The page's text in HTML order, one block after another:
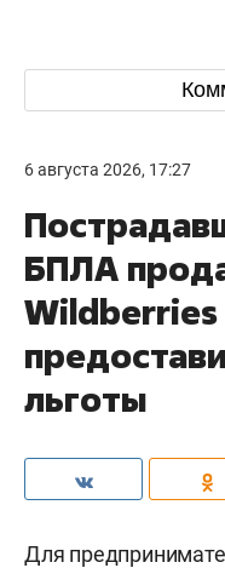
6 августа 2026, 17:27
БПЛА
Wildberries
льготы
Для